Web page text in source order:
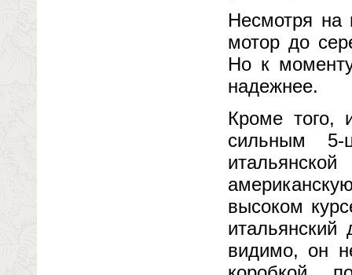
Несмотря на
мотор до
Но к
надежнее.
Кроме того,
сильным 5-
высоком
видимо, он